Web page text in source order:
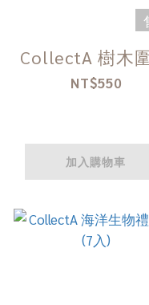
CollectA 樹木
NT$550
加入購物車